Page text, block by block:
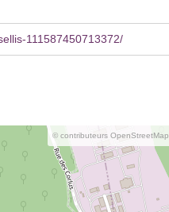
111587450713372/
© contributeurs OpenStreetMap